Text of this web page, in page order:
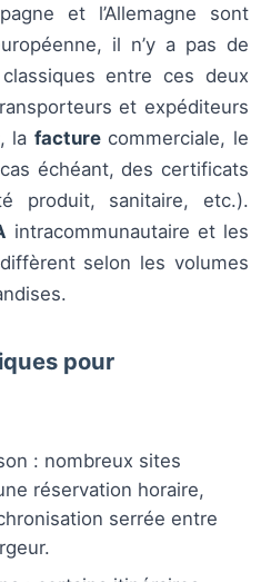
et l’Allemagne sont
il n’y a pas de
entre ces deux
et expéditeurs
, la facturecommerciale, le
échéant, des certificats
produit, sanitaire, etc.).
intracommunautaire et les
diffèrent selon les volumes
pour
: nombreux sites
réservation horaire,
serrée entre